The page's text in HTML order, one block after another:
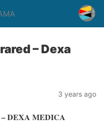
– Dexa
3 years ago
– DEXA MEDICA